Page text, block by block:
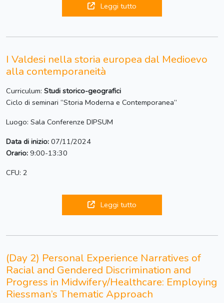
Leggi tutto
I Valdesi nella storia europea dal Medioevo
alla contemporaneità
Curriculum: Studi storico-geografici
Ciclo di seminari “Storia Moderna e Contemporanea”
Luogo: Sala Conferenze DIPSUM
Data di inizio: 07/11/2024
Orario: 9:00-13:30
CFU: 2
Leggi tutto
(Day 2) Personal Experience Narratives of
Racial and Gendered Discrimination and
Progress in Midwifery/Healthcare: Employing
Riessman’s Thematic Approach